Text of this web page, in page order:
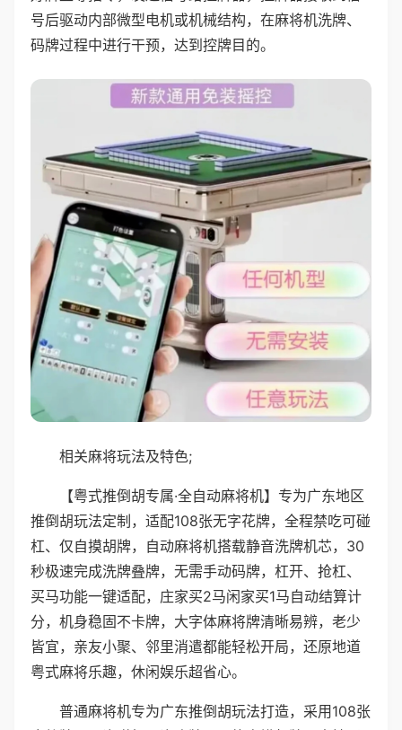
号后驱动内部微型电机或机械结构，在麻将机洗牌、
码牌过程中进行干预，达到控牌目的。
相关麻将玩法及特色;
【粤式推倒胡专属·全自动麻将机】专为广东地区
推倒胡玩法定制，适配108张无字花牌，全程禁吃可碰
杠、仅自摸胡牌，自动麻将机搭载静音洗牌机芯，30
秒极速完成洗牌叠牌，无需手动码牌，杠开、抢杠、
买马功能一键适配，庄家买2马闲家买1马自动结算计
分，机身稳固不卡牌，大字体麻将牌清晰易辨，老少
皆宜，亲友小聚、邻里消遣都能轻松开局，还原地道
粤式麻将乐趣，休闲娱乐超省心。
普通麻将机专为广东推倒胡玩法打造，采用108张